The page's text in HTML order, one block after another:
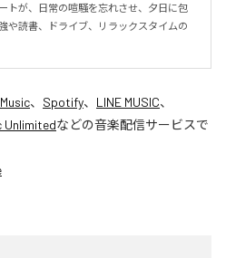
トが、日常の喧騒を忘れさせ、夕日に包
や読書、ドライブ、リラックスタイムの
、 Spotify、 LINE MUSIC、
Unlimitedなどの音楽配信サービスで